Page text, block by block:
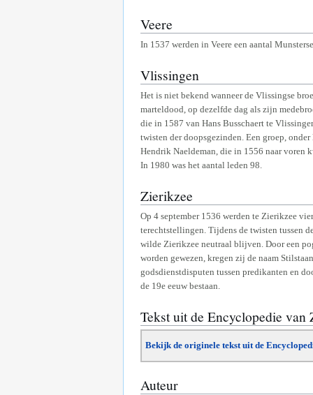
Veere
In 1537 werden in Veere een aantal
Vlissingen
Het is niet bekend wanneer de Vlissingse
marteldood, op dezelfde dag als zijn
die in 1587 van Hans Busschaert te
twisten der doopsgezinden. Een groep,
Hendrik Naeldeman, die in 1556 naar voren
In 1980 was het aantal leden 98.
Zierikzee
Op 4 september 1536 werden te Zierikzee
terechtstellingen. Tijdens de twisten tussen
wilde Zierikzee neutraal blijven. Door een
worden gewezen, kregen zij de naam
godsdienstdisputen tussen predikanten en
de 19e eeuw bestaan.
Tekst uit de Encyclopedie van
Bekijk de originele tekst uit de
Auteur